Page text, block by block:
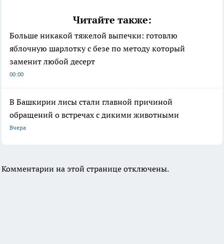
Читайте также:
Больше никакой тяжелой выпечки: готовлю
яблочную шарлотку с безе по методу который
заменит любой десерт
00:00
В Башкирии лисы стали главной причиной
обращений о встречах с дикими животными
Вчера
Комментарии на этой странице отключены.